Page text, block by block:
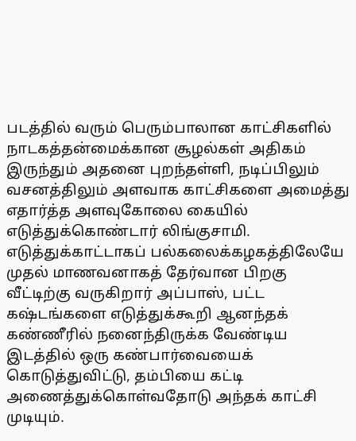
படத்தில் வரும் பெரும்பாலான காட்சிகளில்
நாடகத்தன்மைக்கான சூழல்கள் அதிகம்
இருந்தும் அதனை புறந்தள்ளி, நடிப்பிலும்
வசனத்திலும் அளவாக காட்சிகளை அமைத்து
எதார்த்த அளவுகோலை கையில்
எடுத்துக்கொண்டார் லிங்குசாமி.
எடுத்துக்காட்டாகப் பல்கலைக்கழகத்திலேயே
முதல் மாணவனாகத் தேர்வான பிறகு
வீட்டிற்கு வருகிறார் அப்பாஸ், பட்ட
கஷ்டங்களை எடுத்துக்கூறி ஆனந்தக்
கண்ணீரில் நனைந்திருக்க வேண்டிய
இடத்தில் ஒரு கண்பார்வையைக்
கொடுத்துவிட்டு, தம்பியை கட்டி
அணைத்துக்கொள்வதோடு அந்தக் காட்சி
முடியும்.